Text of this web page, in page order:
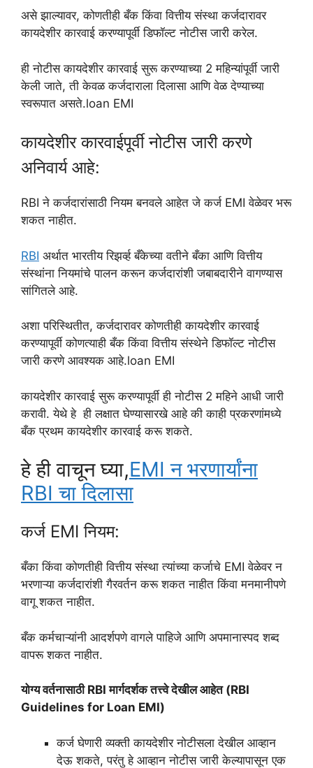
असे झाल्यावर, कोणतीही बँक किंवा वित्तीय संस्था कर्जदारावर
कायदेशीर कारवाई करण्यापूर्वी डिफॉल्ट नोटीस जारी करेल.
ही नोटीस कायदेशीर कारवाई सुरू करण्याच्या 2 महिन्यांपूर्वी जारी
केली जाते, ती केवळ कर्जदाराला दिलासा आणि वेळ देण्याच्या
स्वरूपात असते.loan EMI
कायदेशीर कारवाईपूर्वी नोटीस जारी करणे
अनिवार्य आहे:
RBI ने कर्जदारांसाठी नियम बनवले आहेत जे कर्ज EMI वेळेवर भरू
शकत नाहीत.
RBI अर्थात भारतीय रिझर्व्ह बँकेच्या वतीने बँका आणि वित्तीय
संस्थांना नियमांचे पालन करून कर्जदारांशी जबाबदारीने वागण्यास
सांगितले आहे.
अशा परिस्थितीत, कर्जदारावर कोणतीही कायदेशीर कारवाई
करण्यापूर्वी कोणत्याही बँक किंवा वित्तीय संस्थेने डिफॉल्ट नोटीस
जारी करणे आवश्यक आहे.loan EMI
कायदेशीर कारवाई सुरू करण्यापूर्वी ही नोटीस 2 महिने आधी जारी
करावी. येथे हे ही लक्षात घेण्यासारखे आहे की काही प्रकरणांमध्ये
बँक प्रथम कायदेशीर कारवाई करू शकते.
हे ही वाचून घ्या,EMI न भरणार्यांना
RBI चा दिलासा
कर्ज EMI नियम:
बँका किंवा कोणतीही वित्तीय संस्था त्यांच्या कर्जाचे EMI वेळेवर न
भरणाऱ्या कर्जदारांशी गैरवर्तन करू शकत नाहीत किंवा मनमानीपणे
वागू शकत नाहीत.
बँक कर्मचाऱ्यांनी आदर्शपणे वागले पाहिजे आणि अपमानास्पद शब्द
वापरू शकत नाहीत.
योग्य वर्तनासाठी RBI मार्गदर्शक तत्त्वे देखील आहेत (RBI
Guidelines for Loan EMI)
कर्ज घेणारी व्यक्ती कायदेशीर नोटीसला देखील आव्हान
देऊ शकते, परंतु हे आव्हान नोटीस जारी केल्यापासून एक